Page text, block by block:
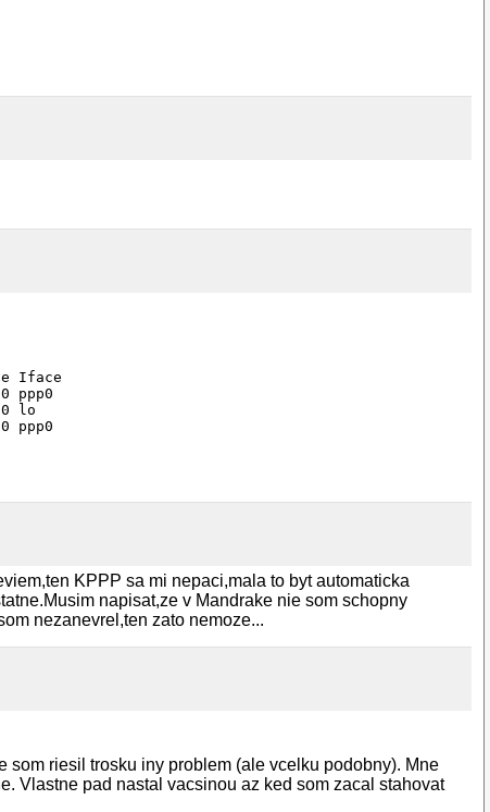
Iface
lo
KPPP sa mi nepaci,mala to byt automaticka
napisat,ze v Mandrake nie som schopny
nezanevrel,ten zato nemoze...
riesil trosku iny problem (ale vcelku podobny). Mne
Vlastne pad nastal vacsinou az ked som zacal stahovat